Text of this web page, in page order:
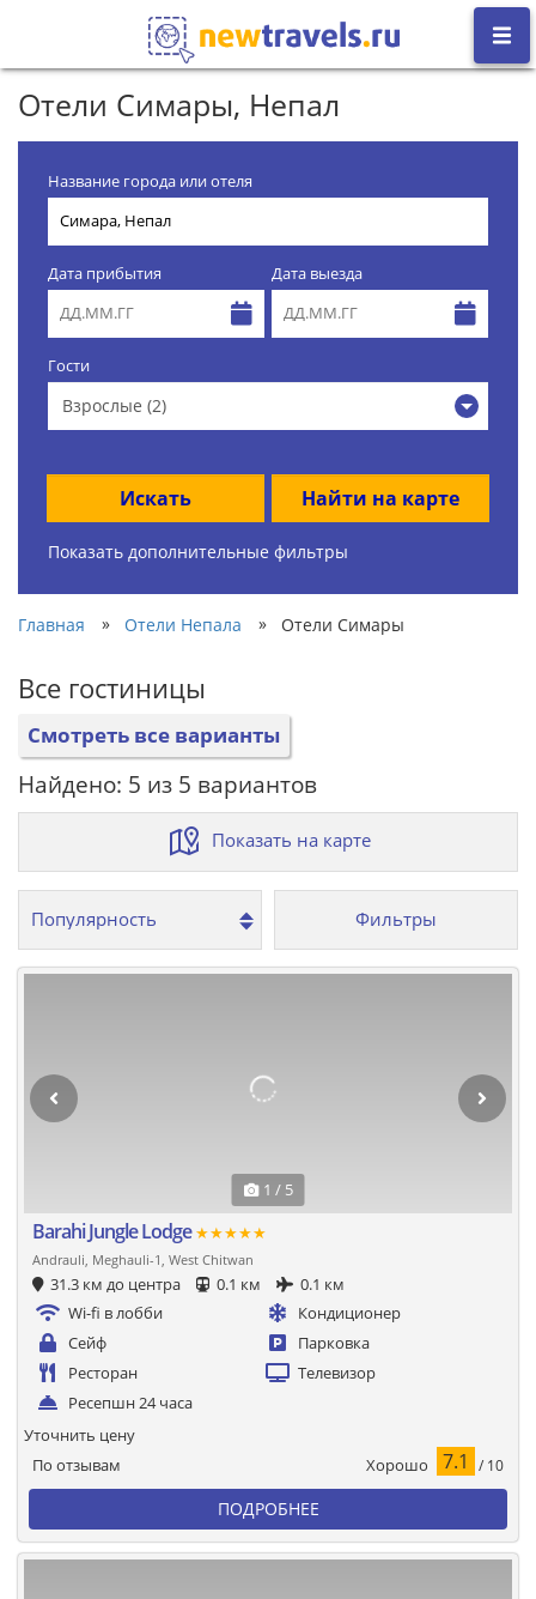
Отели Симары, Непал
Название города или отеля
Дата прибытия Дата выезда
Гости
Взрослые (2)
Искать Найти на карте
Показать дополнительные фильтры
Главная » Отели Непала » Отели Симары
Все гостиницы
Смотреть все варианты
Найдено: 5 из 5 вариантов
Показать на карте
Фильтры
1 / 5
Barahi Jungle Lodge★★★★★
Andrauli, Meghauli-1, West Chitwan
31.3 км до центра 0.1 км
0.1 км
Wi-fi в лобби
Кондиционер
Сейф
Парковка
Ресторан
Телевизор
Ресепшн 24 часа
По отзывам Хорошо 7.1 / 10
Уточнить цену
ПОДРОБНЕЕ